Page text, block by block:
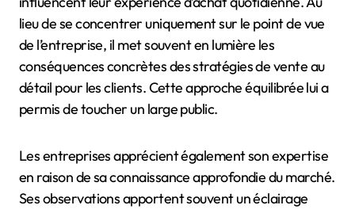
lieu de se concentrer uniquement sur le point de vue
de l’entreprise, il met souvent en lumière les
conséquences concrètes des stratégies de vente au
détail pour les clients. Cette approche équilibrée lui a
permis de toucher un large public.
Les entreprises apprécient également son expertise
en raison de sa connaissance approfondie du marché.
Ses observations apportent souvent un éclairage